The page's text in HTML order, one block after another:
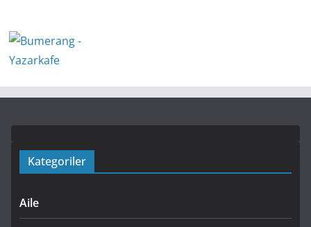
Kategoriler
Aile